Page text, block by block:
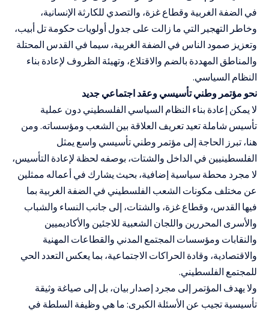
في الضفة الغربية وقطاع غزة، والتصدي للكارثة الإنسانية،
وخاطر التهجير التي ما زالت على جدول أولويات حكومة تل أبيب،
وتعزيز صمود الناس في الضفة الغربية، سيما في القدس المحتلة
والمناطق المهددة بالضم والاقتلاع، وتهيئة الظروف لإعادة بناء
النظام السياسي.
نحو مؤتمر وطني تأسيسي وعقد اجتماعي جديد
لا يمكن إعادة بناء النظام السياسي الفلسطيني دون عملية
تأسيس شاملة تعيد تعريف العلاقة بين الشعب ومؤسساته. ومن
هنا، تبرز الحاجة إلى مؤتمر وطني تأسيسي واسع يمثل
الفلسطينيين في الداخل والشتات، بوصفه لحظة لإعادة التأسيس،
لا مجرد محطة سياسية إضافية، بحيث يشارك في أعماله ممثلين
عن مختلف مكونات الشعب الفلسطيني في الضفة الغربية بما
فيها القدس، وقطاع غزة، والشتات، إلى جانب النساء والشباب
والأسرى المحررين واللجان الشعبية للاجئين والأكاديميين
والنقابات ومؤسسات المجتمع المدني والقطاعات المهنية
والاقتصادية، وقادة الحراكات الاجتماعية، بما يعكس التعدد الحي
للمجتمع الفلسطيني.
ولا يهدف المؤتمر إلى مجرد إصدار بيان، بل إلى صياغة وثيقة
تأسيسية تجيب عن الأسئلة الكبرى: ما هي وظيفة السلطة في